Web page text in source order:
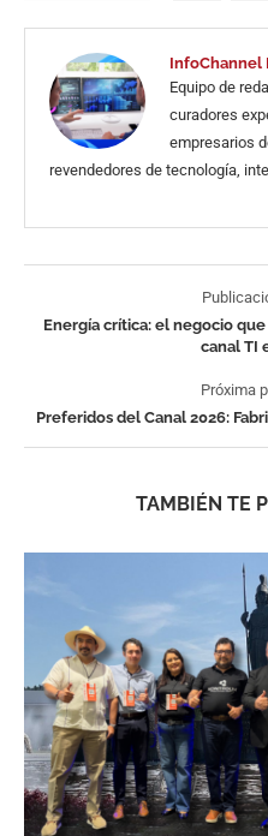
InfoChannel
Equipo de
curadores
empresarios
revendedores de tecnología,
Energía crítica: el negocio
canal TI
Próxima
Preferidos del Canal 2026:
TAMBIÉN TE